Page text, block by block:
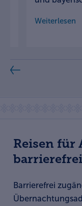
Weiterlesen
Reisen für
Barrierefrei